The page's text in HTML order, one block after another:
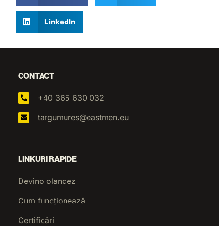
LinkedIn
CONTACT
+40 365 630 032
targumures@eastmen.eu
LINKURI RAPIDE
Devino olandez
Cum funcționează
Certificări